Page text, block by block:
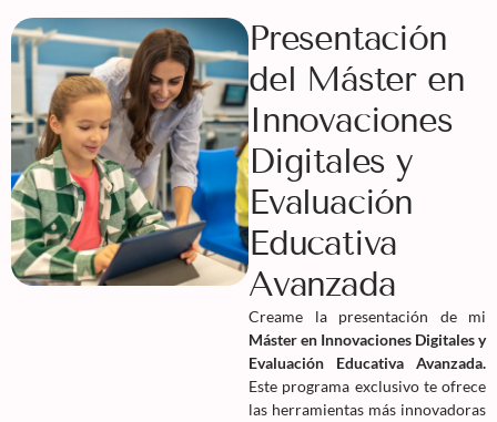
Presentación
del Máster en
Innovaciones
Digitales y
Evaluación
Educativa
Avanzada
Creame la presentación de mi
Máster en Innovaciones Digitales y
Evaluación Educativa Avanzada.
Este programa exclusivo te ofrece
las herramientas más innovadoras